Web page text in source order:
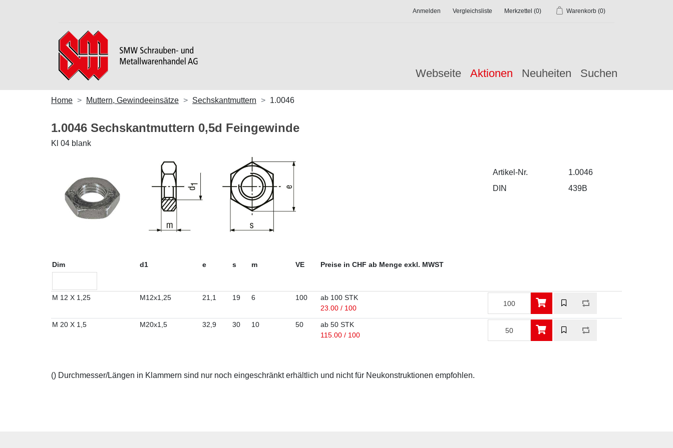
Anmelden Vergleichsliste Merkzettel (0) Warenkorb (0)
Webseite Aktionen Neuheiten Suchen
Home Muttern, Gewindeeinsätze Sechskantmuttern 1.0046
1.0046 Sechskantmuttern 0,5d Feingewinde
Kl 04 blank
Artikel-Nr.
1.0046
DIN
439B
Dim d1 e s m VE Preise in CHF ab Menge exkl. MWST
M 12 X 1,25 M12x1,25 21,1 19 6 100
ab 100 STK
23.00 / 100
M 20 X 1,5 M20x1,5 32,9 30 10 50
ab 50 STK
115.00 / 100
() Durchmesser/Längen in Klammern sind nur noch eingeschränkt erhältlich und nicht für Neukonstruktionen empfohlen.